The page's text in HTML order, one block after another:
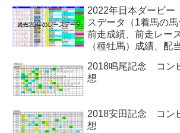
2022年日本ダービ
スデータ（1着馬の
前走成績、前走レー
（種牡馬）成績、配
2018鳴尾記念 コン
想
2018安田記念 コン
想